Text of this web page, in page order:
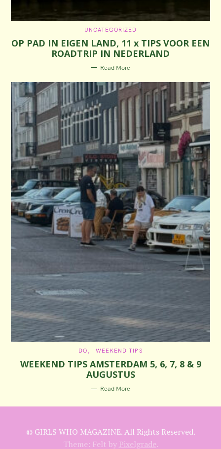
C
T
E
G
O
R
I
S
UNCATEGORIZED
OP PAD IN EIGEN LAND, 11 x TIPS VOOR EEN
ROADTRIP IN NEDERLAND
Read More
C
T
E
G
O
R
I
DO WEEKEND TIPS
WEEKEND TIPS AMSTERDAM 5, 6, 7, 8 & 9
AUGUSTUS
Read More
© GIRLS WHO MAGAZINE. All Rights Reserved.
Theme: Felt by Pixelgrade.